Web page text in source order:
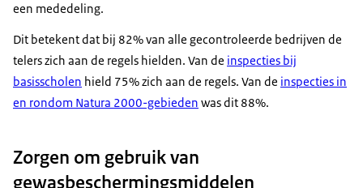
een mededeling.
Dit betekent dat bij 82% van alle gecontroleerde bedrijven de
telers zich aan de regels hielden. Van de inspecties bij
basisscholen hield 75% zich aan de regels. Van de inspecties in
en rondom Natura 2000-gebieden was dit 88%.
Zorgen om gebruik van
gewasbeschermingsmiddelen